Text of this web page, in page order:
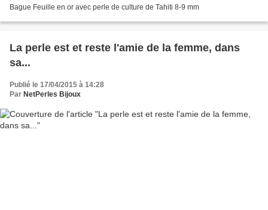
Bague Feuille en or avec perle de culture de Tahiti 8-9 mm
La perle est et reste l'amie de la femme, dans
sa...
Publié le 17/04/2015 à 14:28
Par NetPerles Bijoux